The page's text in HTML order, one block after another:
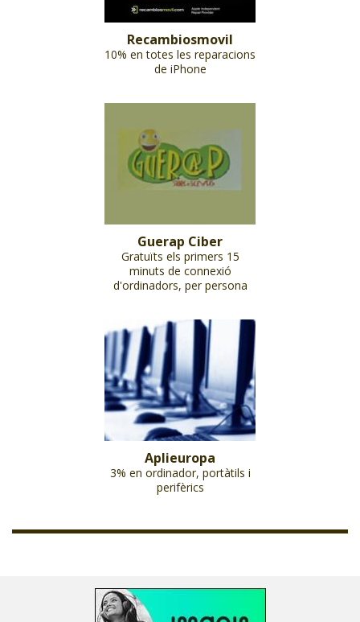
Recambiosmovil
10% en totes les reparacions
de iPhone
Guerap Ciber
Gratuïts els primers 15
minuts de connexió
d'ordinadors, per persona
Aplieuropa
3% en ordinador, portàtils i
perifèrics